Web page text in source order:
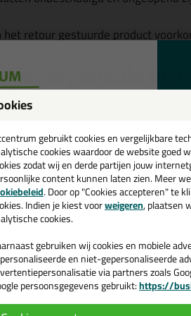
retour gestuurde product
afgehaald bij
aan de deur?
of geweigerd aan de deur
PostNL-afhaalpunt.
van Trunkrs.
aan de deur.
gebruikt cookies en vergelijkbare
cookies waardoor de website goed
zodat wij en derde partijen jouw
content kunnen laten zien. Meer
. Door op "Cookies accepteren" te
Indien je kiest voorweigeren, plaatsen
cookies.
gebruiken wij cookies en mobiele
en niet-gepersonaliseerde
via partners zoals
persoonsgegevens gebruikt:https://
💚
en ontvang een
€35,-bij je eerste bestelling!
de actiecode ›